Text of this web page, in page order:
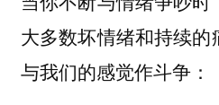
大多数坏情绪和持续
与我们的感觉作斗争：